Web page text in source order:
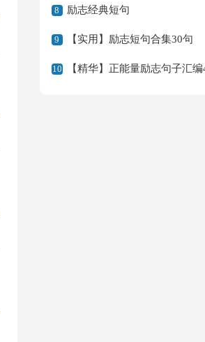
8 励志经典短句
9 【实用】励志短句合集30句
10 【精华】正能量励志句子汇编